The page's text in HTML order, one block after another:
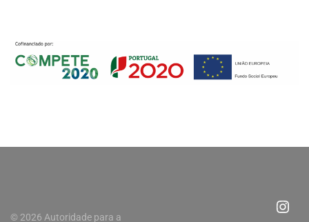
© 2026 Autoridade para a